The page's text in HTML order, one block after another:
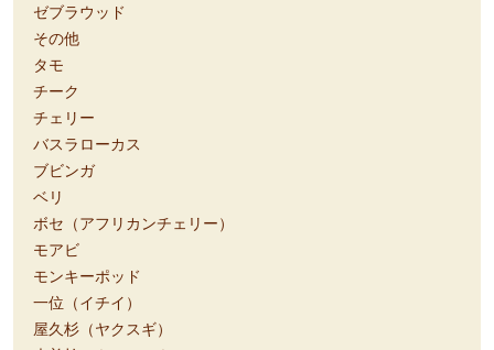
ゼブラウッド
その他
タモ
チーク
チェリー
バスラローカス
ブビンガ
ベリ
ボセ（アフリカンチェリー）
モアビ
モンキーポッド
一位（イチイ）
屋久杉（ヤクスギ）